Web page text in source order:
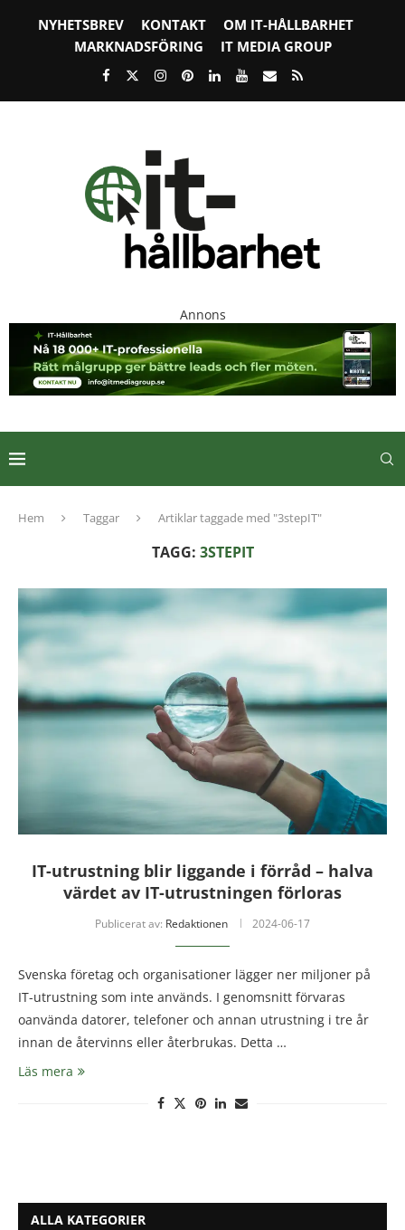
NYHETSBREV KONTAKT
OM IT-HÅLLBARHET
MARKNADSFÖRING
IT MEDIA GROUP
Annons
Hem Taggar Artiklar taggade med "3stepIT"
TAGG: 3STEPIT
IT-utrustning blir liggande i förråd – halva
värdet av IT-utrustningen förloras
Publicerat av: Redaktionen 2024-06-17
Svenska företag och organisationer lägger ner miljoner på
IT-utrustning som inte används. I genomsnitt förvaras
oanvända datorer, telefoner och annan utrustning i tre år
innan de återvinns eller återbrukas. Detta …
Läs mera
ALLA KATEGORIER